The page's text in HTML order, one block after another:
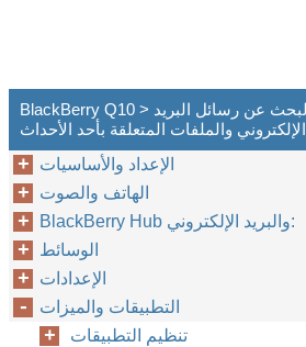
BlackBerry Q10 > البحث عن رسائل البريد
الإلكتروني والملفات المتعلقة بأحد الأحداث
الإعداد والأساسيات
الهاتف والصوت
BlackBerry Hub والبريد الإلكتروني:
الوسائط
الإعدادات
التطبيقات والميزات
تنظيم التطبيقات